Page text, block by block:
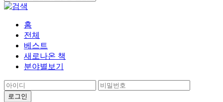
홈
전체
베스트
새로나온 책
분야별보기